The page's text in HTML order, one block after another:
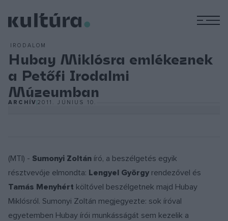
IRODALOM
Hubay Miklósra emlékeznek
a Petőfi Irodalmi
Múzeumban
ARCHÍV2011. JÚNIUS 10.
(MTI) - Sumonyi Zoltán író, a beszélgetés egyik
résztvevője elmondta: Lengyel György rendezővel és
Tamás Menyhért költővel beszélgetnek majd Hubay
Miklósról. Sumonyi Zoltán megjegyezte: sok íróval
egyetemben Hubay írói munkásságát sem kezelik a